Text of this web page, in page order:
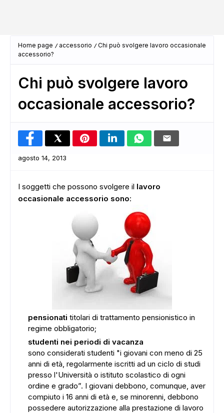
Home page accessorio
Chi può svolgere lavoro occasionale
accessorio?
Chi può svolgere lavoro
occasionale accessorio?
agosto 14, 2013
I soggetti che possono svolgere il lavoro
occasionale accessorio sono:
pensionati titolari di trattamento pensionistico in
regime obbligatorio;
studenti nei periodi di vacanza
sono considerati studenti "i giovani con meno di 25
anni di età, regolarmente iscritti ad un ciclo di studi
presso l'Università o istituto scolastico di ogni
ordine e grado”. I giovani debbono, comunque, aver
compiuto i 16 anni di età e, se minorenni, debbono
possedere autorizzazione alla prestazione di lavoro